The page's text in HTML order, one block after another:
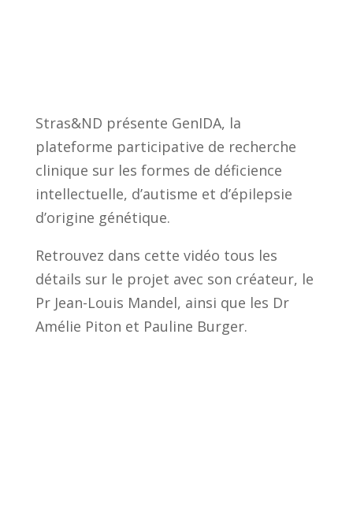
Stras&ND présente GenIDA, la
plateforme participative de recherche
clinique sur les formes de déficience
intellectuelle, d’autisme et d’épilepsie
d’origine génétique.
Retrouvez dans cette vidéo tous les
détails sur le projet avec son créateur, le
Pr Jean-Louis Mandel, ainsi que les Dr
Amélie Piton et Pauline Burger.